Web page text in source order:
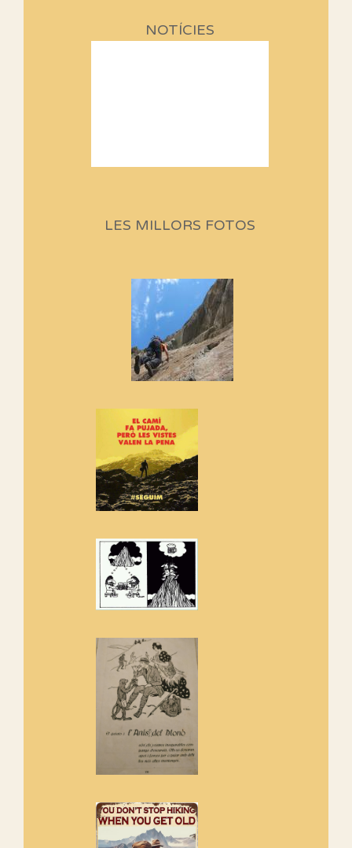
NOTÍCIES
Si no podem caminar, alguna
cosa hem de fer...
Els Centpeus signen el
Manifest a favor dels Camins
Si ets una entitat o associació
adhereix-te al manifest!
Rebem un diploma dels
Amics de Sant Aniol d'Aguja
Els Centpeus estem implicats
de l'entorn de Sant Aniol
LES MILLORS FOTOS